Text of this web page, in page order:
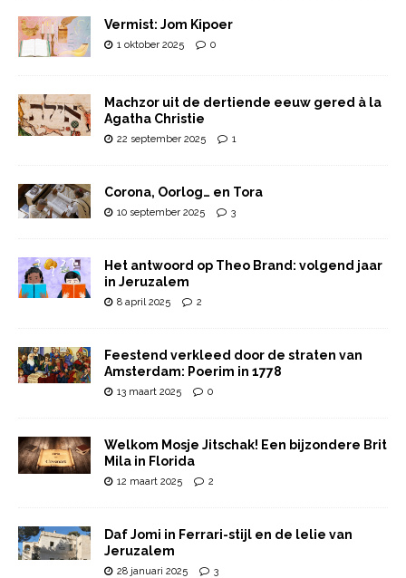
Vermist: Jom Kipoer
1 oktober 2025 0
Machzor uit de dertiende eeuw gered à la
Agatha Christie
22 september 2025 1
Corona, Oorlog… en Tora
10 september 2025 3
Het antwoord op Theo Brand: volgend jaar
in Jeruzalem
8 april 2025 2
Feestend verkleed door de straten van
Amsterdam: Poerim in 1778
13 maart 2025 0
Welkom Mosje Jitschak! Een bijzondere Brit
Mila in Florida
12 maart 2025 2
Daf Jomi in Ferrari-stijl en de lelie van
Jeruzalem
28 januari 2025 3